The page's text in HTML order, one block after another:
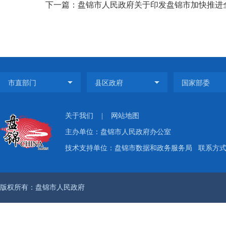
下一篇：盘锦市人民政府关于印发盘锦市加快推
关于我们 网站地图
主办单位：盘锦市人民政府办公室
技术支持单位：盘锦市数据和政务服务局 联系方
版权所有：盘锦市人民政府